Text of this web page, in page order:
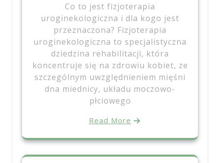
Co to jest fizjoterapia
uroginekologiczna i dla kogo jest
przeznaczona? Fizjoterapia
uroginekologiczna to specjalistyczna
dziedzina rehabilitacji, która
koncentruje się na zdrowiu kobiet, ze
szczególnym uwzględnieniem mięśni
dna miednicy, układu moczowo-
płciowego
Read More